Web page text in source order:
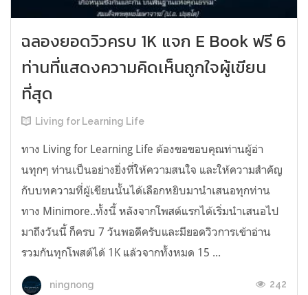
ฉลองยอดวิวครบ 1K แจก E Book ฟรี 6
ท่านที่แสดงความคิดเห็นถูกใจผู้เขียน
ที่สุด
Living for Learning Life
ทาง Living for Learning Life ต้องขอขอบคุณท่านผู้อ่า
นทุกๆ ท่านเป็นอย่างยิ่งที่ให้ความสนใจ และให้ความสำคัญ
กับบทความที่ผู้เขียนนั้นได้เลือกหยิบมานำเสนอทุกท่าน
ทาง Minimore..ทั้งนี้ หลังจากโพสต์แรกได้เริ่มนำเสนอไป
มาถึงวันนี้ ก็ครบ 7 วันพอดีครับและมียอดวิวการเข้าอ่าน
รวมกันทุกโพสต์ได้ 1K แล้วจากทั้งหมด 15 ...
ningnong 242